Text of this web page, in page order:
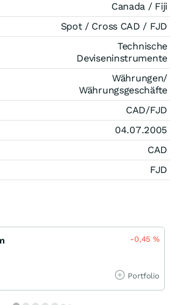
Canada / Fiji
Spot / Cross CAD / FJD
Technische
Deviseninstrumente
Währungen/
Währungsgeschäfte
CAD/FJD
04.07.2005
CAD
FJD
-0,45%
Portfolio